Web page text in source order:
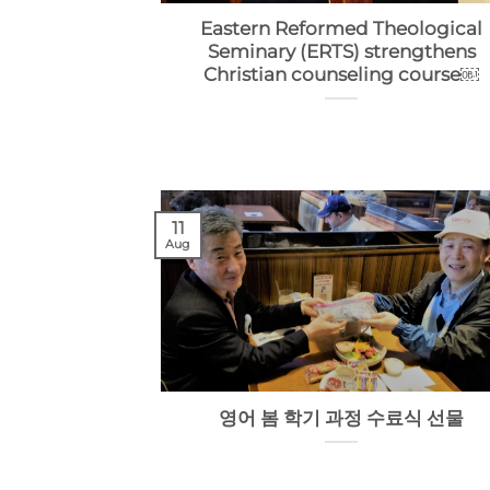
Eastern Reformed Theological
Seminary (ERTS) strengthens
Christian counseling course￼
영어 봄 학기 과정 수료식 선물
11
Aug